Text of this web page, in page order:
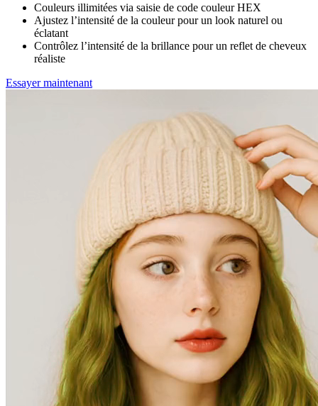
Couleurs illimitées via saisie de code couleur HEX
Ajustez l’intensité de la couleur pour un look naturel ou
éclatant
Contrôlez l’intensité de la brillance pour un reflet de cheveux
réaliste
Essayer maintenant